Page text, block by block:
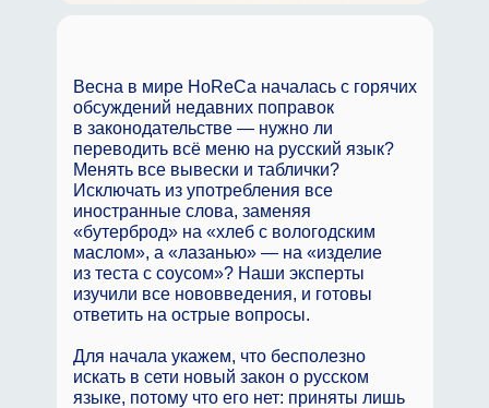
Весна в мире HoReCa началась с горячих
обсуждений недавних поправок
в законодательстве — нужно ли
переводить всё меню на русский язык?
Менять все вывески и таблички?
Исключать из употребления все
иностранные слова, заменяя
«бутерброд» на «хлеб с вологодским
маслом», а «лазанью» — на «изделие
из теста с соусом»? Наши эксперты
изучили все нововведения, и готовы
ответить на острые вопросы.
Для начала укажем, что бесполезно
искать в сети новый закон о русском
языке, потому что его нет: приняты лишь